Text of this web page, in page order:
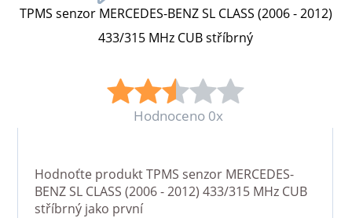
TPMS senzor MERCEDES-BENZ SL CLASS (2006 - 2012)
433/315 MHz CUB stříbrný
Hodnoceno 0x
Hodnoťte produktTPMS senzor MERCEDES-
BENZ SL CLASS (2006 - 2012) 433/315 MHz CUB
stříbrnýjako první